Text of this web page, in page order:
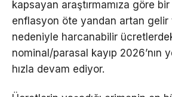
kapsayan araştırmamıza göre
enflasyon öte yandan artan gelir
nedeniyle harcanabilir
nominal/parasal kayıp 2026’nın
hızla devam ediyor.